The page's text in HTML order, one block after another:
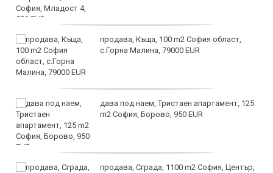
продава, Къща, 100 m2 София област,
с.Горна Малина, 79000 EUR
дава под наем, Тристаен апартамент, 125
m2 София, Борово, 950 EUR
продава, Сграда, 1100 m2 София, Център,